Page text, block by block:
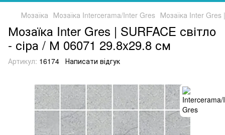
Мозаїка Мозаїка Intercerama/Inter Gres Мозаїка Inter Gres
Мозаїка Inter Gres | SURFACE світло
- сіра / М 06071 29.8x29.8 см
Артикул: 16174 Написати відгук